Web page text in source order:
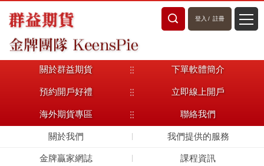
登入 / 註冊
關於群益期貨 下單軟體簡介
預約開戶好禮 立即線上開戶
海外期貨專區 聯絡我們
關於我們 我們提供的服務
金牌贏家網誌 課程資訊